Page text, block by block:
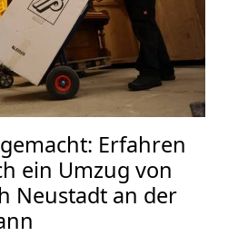
Erfahren
ein Umzug von
Neustadt an der